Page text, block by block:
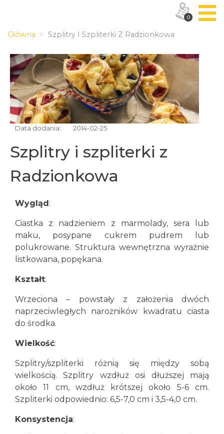
Główna Szplitry I Szpliterki Z Radzionkowa
Data dodania: 2014-02-25
Szplitry i szpliterki z
Radzionkowa
Wygląd:
Ciastka z nadzieniem z marmolady, sera lub
maku, posypane cukrem pudrem lub
polukrowane. Struktura wewnętrzna wyraźnie
listkowana, popękana.
Kształt:
Wrzeciona – powstały z założenia dwóch
naprzeciwległych narożników kwadratu ciasta
do środka.
Wielkość:
Szplitry/szpliterki różnią się między sobą
wielkością. Szplitry wzdłuż osi dłuższej mają
około 11 cm, wzdłuż krótszej około 5-6 cm.
Szpliterki odpowiednio: 6,5-7,0 cm i 3,5-4,0 cm.
Konsystencja:
0